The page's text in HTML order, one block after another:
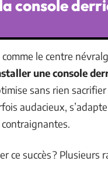
console
comme le centre
une console
sans rien
audacieux,
ce succès ? Plusieurs